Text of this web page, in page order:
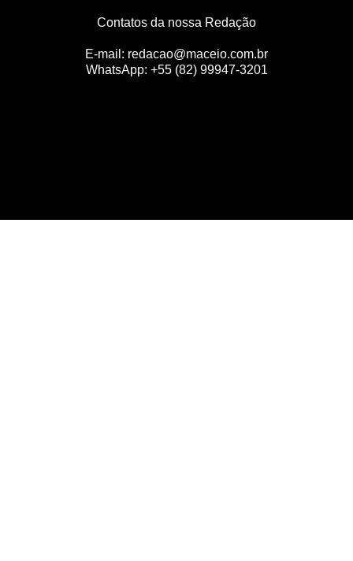
Contatos da nossa Redação
E-mail: redacao@maceio.com.br
WhatsApp: +55 (82) 99947-3201